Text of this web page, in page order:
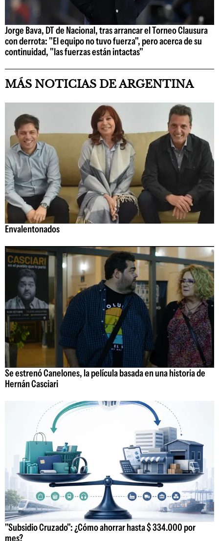
Jorge Bava, DT de Nacional, tras arrancar el Torneo Clausura
con derrota: "El equipo no tuvo fuerza", pero acerca de su
continuidad, "las fuerzas están intactas"
MÁS NOTICIAS DE ARGENTINA
Envalentonados
Se estrenó Canelones, la película basada en una historia de
Hernán Casciari
"Subsidio Cruzado": ¿Cómo ahorrar hasta $ 334.000 por
mes?